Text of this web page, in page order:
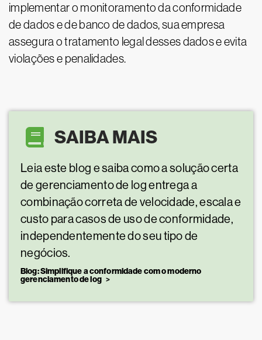
implementar o monitoramento da conformidade
de dados e de banco de dados, sua empresa
assegura o tratamento legal desses dados e evita
violações e penalidades.
SAIBA MAIS
Leia este blog e saiba como a solução certa
de gerenciamento de log entrega a
combinação correta de velocidade, escala e
custo para casos de uso de conformidade,
independentemente do seu tipo de
negócios.
Blog: Simplifique a conformidade com o moderno
gerenciamento de log